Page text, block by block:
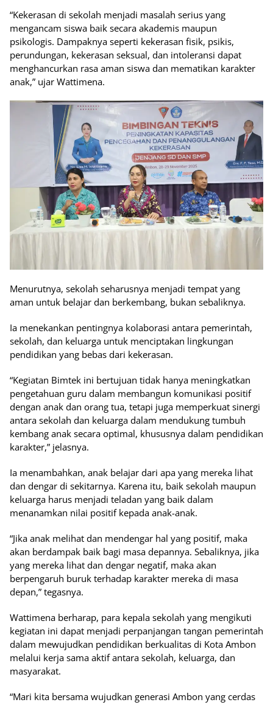
“Kekerasan di sekolah menjadi masalah serius yang
mengancam siswa baik secara akademis maupun
psikologis. Dampaknya seperti kekerasan fisik, psikis,
perundungan, kekerasan seksual, dan intoleransi dapat
menghancurkan rasa aman siswa dan mematikan karakter
anak,” ujar Wattimena.
Menurutnya, sekolah seharusnya menjadi tempat yang
aman untuk belajar dan berkembang, bukan sebaliknya.
Ia menekankan pentingnya kolaborasi antara pemerintah,
sekolah, dan keluarga untuk menciptakan lingkungan
pendidikan yang bebas dari kekerasan.
“Kegiatan Bimtek ini bertujuan tidak hanya meningkatkan
pengetahuan guru dalam membangun komunikasi positif
dengan anak dan orang tua, tetapi juga memperkuat sinergi
antara sekolah dan keluarga dalam mendukung tumbuh
kembang anak secara optimal, khususnya dalam pendidikan
karakter,” jelasnya.
Ia menambahkan, anak belajar dari apa yang mereka lihat
dan dengar di sekitarnya. Karena itu, baik sekolah maupun
keluarga harus menjadi teladan yang baik dalam
menanamkan nilai positif kepada anak-anak.
“Jika anak melihat dan mendengar hal yang positif, maka
akan berdampak baik bagi masa depannya. Sebaliknya, jika
yang mereka lihat dan dengar negatif, maka akan
berpengaruh buruk terhadap karakter mereka di masa
depan,” tegasnya.
Wattimena berharap, para kepala sekolah yang mengikuti
kegiatan ini dapat menjadi perpanjangan tangan pemerintah
dalam mewujudkan pendidikan berkualitas di Kota Ambon
melalui kerja sama aktif antara sekolah, keluarga, dan
masyarakat.
“Mari kita bersama wujudkan generasi Ambon yang cerdas